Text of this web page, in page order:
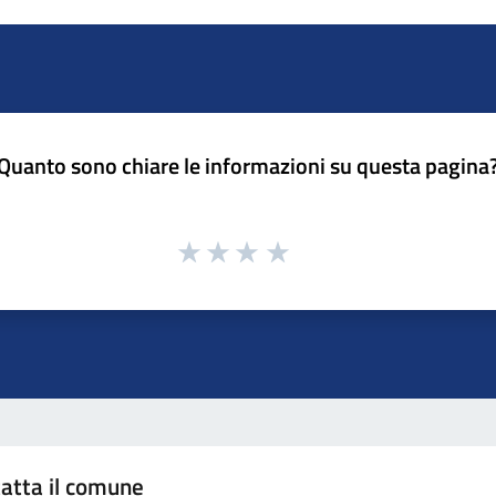
sono chiare le informazioni su questa
il comune